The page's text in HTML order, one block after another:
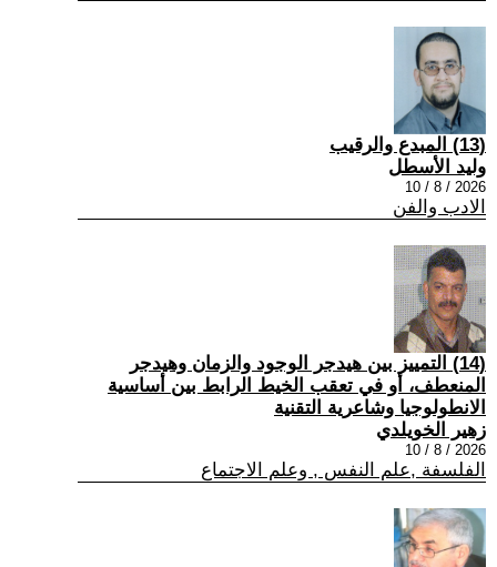
(13) المبدع والرقيب
وليد الأسطل
2026 / 8 / 10
الادب والفن
(14) التمييز بين هيدجر الوجود والزمان وهيدجر
المنعطف، أو في تعقب الخيط الرابط بين أساسية
الانطولوجيا وشاعرية التقنية
زهير الخويلدي
2026 / 8 / 10
الفلسفة ,علم النفس , وعلم الاجتماع